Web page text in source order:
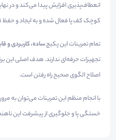
انعطاف‌پذیری افزایش پیدا می‌کند و در
کوچک کف پا فعال شده و به ایجاد و
تمام تمرینات این پکیجساده، کاربردی و
تجهیزات حرفه‌ای ندارند. هدف اصلی این
اصلاح الگوی صحیح راه رفتن است.
با انجام منظم این تمرینات می‌توان به
خستگی پا و جلوگیری از پیشرفت این